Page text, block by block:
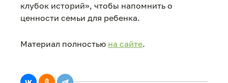
клубок историй», чтобы напомнить о
ценности семьи для ребенка.
Материал полностью на сайте.